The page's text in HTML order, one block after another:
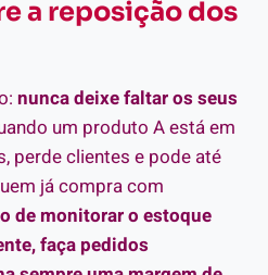
a reposição dos
nunca deixe faltar os seus
um produto A está em
perde clientes e pode até
já compra com
de monitorar o estoque
faça pedidos